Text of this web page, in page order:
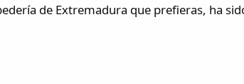
de Extremadura que prefieras, ha